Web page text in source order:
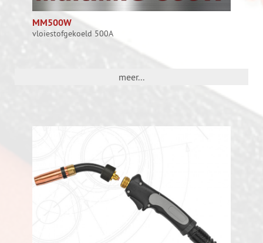
MM500W
vloiestofgekoeld 500A
meer...